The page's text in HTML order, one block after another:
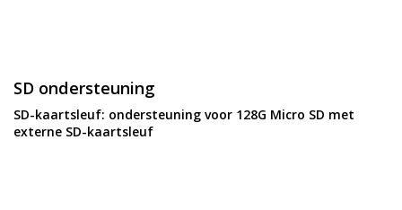
SD ondersteuning
SD-kaartsleuf: ondersteuning voor 128G Micro SD met
externe SD-kaartsleuf